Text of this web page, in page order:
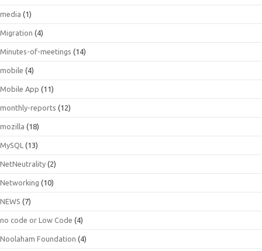
media (1)
Migration (4)
Minutes-of-meetings (14)
mobile (4)
Mobile App (11)
monthly-reports (12)
mozilla (18)
MySQL (13)
NetNeutrality (2)
Networking (10)
NEWS (7)
no code or Low Code (4)
Noolaham Foundation (4)